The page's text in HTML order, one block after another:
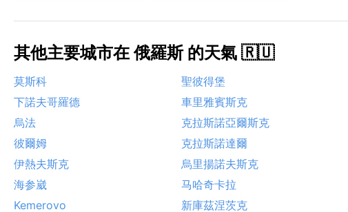
其他主要城市在 俄羅斯 的天氣 🇷🇺
莫斯科 聖彼得堡
下諾夫哥羅德
車里雅賓斯克
烏法
克拉斯諾亞爾斯克
彼爾姆
克拉斯諾達爾
伊熱夫斯克
烏里揚諾夫斯克
海参崴
马哈奇卡拉
Kemerovo
新庫茲涅茨克